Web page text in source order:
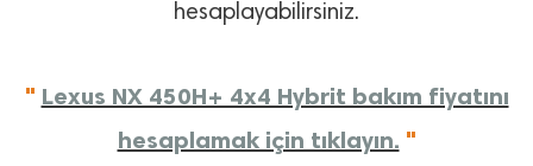
hesaplayabilirsiniz.
" Lexus NX 450H+ 4x4 Hybrit bakım fiyatını
hesaplamak için tıklayın. "